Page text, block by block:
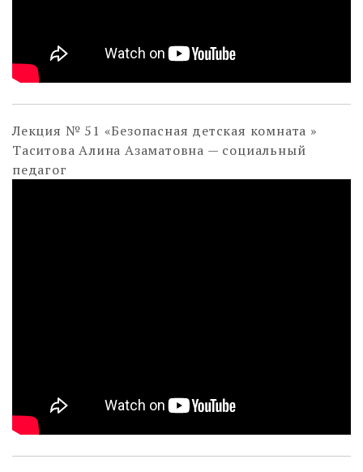
Лекция № 51 «Безопасная детская комната »
Таситова Алина Азаматовна — социальный
педагог